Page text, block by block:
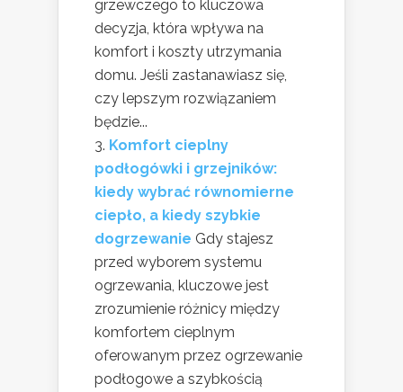
grzewczego to kluczowa
decyzja, która wpływa na
komfort i koszty utrzymania
domu. Jeśli zastanawiasz się,
czy lepszym rozwiązaniem
będzie...
Komfort cieplny
podłogówki i grzejników:
kiedy wybrać równomierne
ciepło, a kiedy szybkie
dogrzewanie Gdy stajesz
przed wyborem systemu
ogrzewania, kluczowe jest
zrozumienie różnicy między
komfortem cieplnym
oferowanym przez ogrzewanie
podłogowe a szybkością